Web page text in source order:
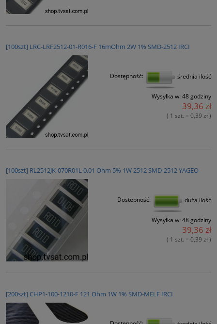
[100szt] LRC-LRF2512-01-R016-F 16mOhm 2W 1% SMD-2512 IRCI
Dostępność: średnia ilość
Wysyłka w: 48 godziny
39,36 zł
( 1 szt. = 0,39 zł )
[100szt] RL2512JK-070R01L 0.01 Ohm 5% 1W 2512 SMD-2512 YAGEO
Dostępność: duża ilość
Wysyłka w: 48 godziny
39,36 zł
( 1 szt. = 0,39 zł )
[200szt] CHP1-100-1210-F 121 Ohm 1W 1% SMD-MELF IRCI